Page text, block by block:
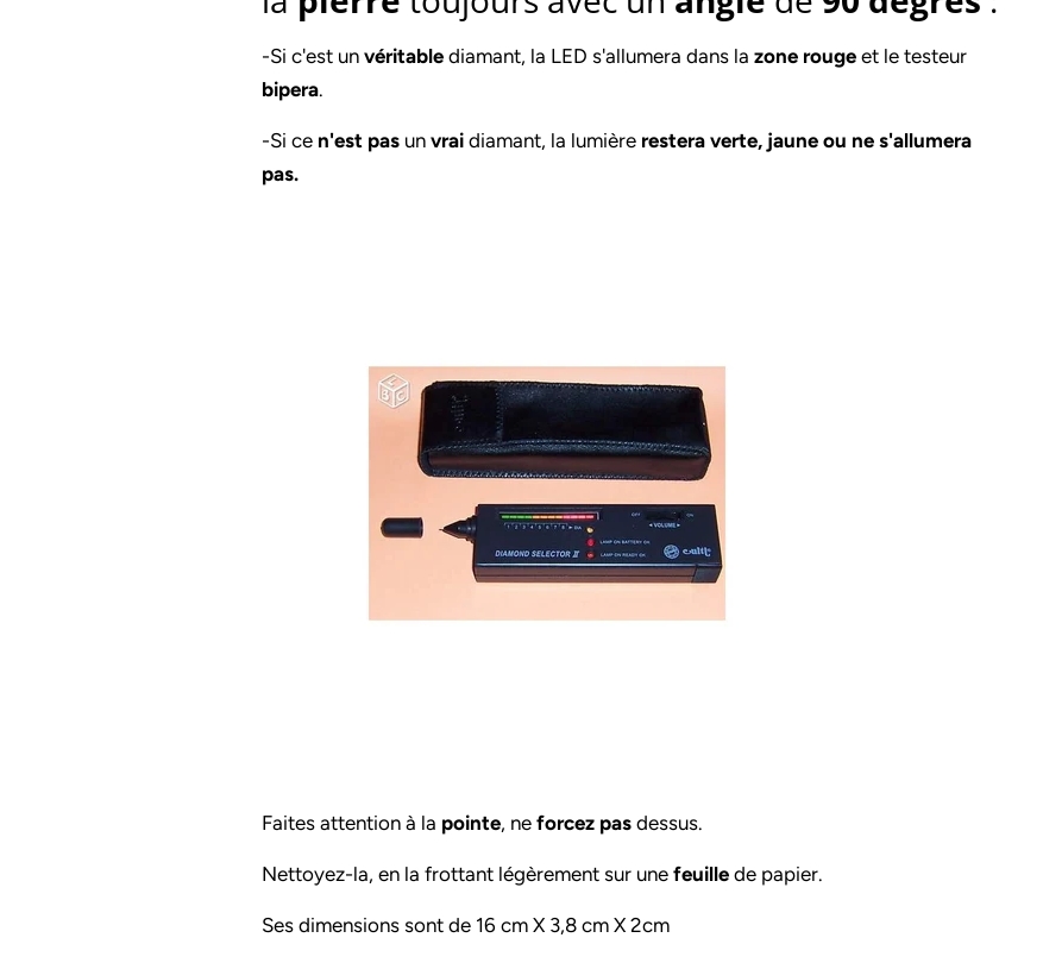
-Si c'est un véritable diamant, la LED s'allumera dans la zone rouge et le testeur
bipera.
-Si ce n'est pas un vrai diamant, la lumière restera verte, jaune ou ne s'allumera
pas.
Faites attention à la pointe, ne forcez pas dessus.
Nettoyez-la, en la frottant légèrement sur une feuille de papier.
Ses dimensions sont de 16 cm X 3,8 cm X 2cm